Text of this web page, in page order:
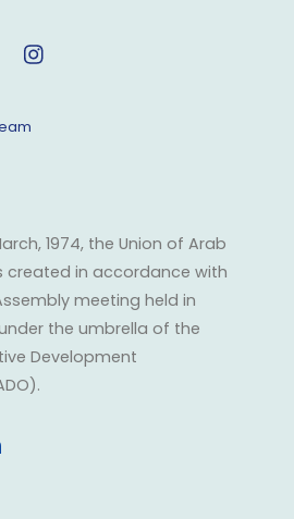
YouTube
1974, the Union of Arab
created in accordance with
meeting held in
the umbrella of the
Development